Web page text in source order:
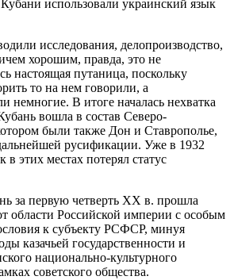
использовали украинский язык
исследования, делопроизводство,
хорошим, правда, это не
настоящая путаница, поскольку
то на нем говорили, а
немногие. В итоге началась нехватка
вошла в состав Северо-
были также Дон и Ставрополье,
русификации. Уже в 1932
в этих местах потерял статус
за первую четверть ХХ в. прошла
области Российской империи с особым
к субъекту РСФСР, минуя
казачьей государственности и
национально-культурного
советского общества.